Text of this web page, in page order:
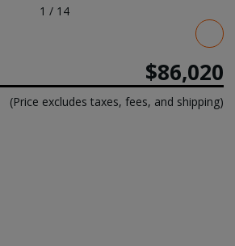
1 / 14
$86,020
(Price excludes taxes, fees, and shipping)